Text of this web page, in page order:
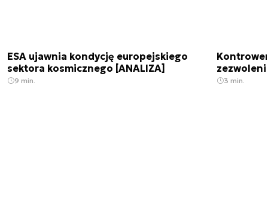
ESA ujawnia kondycję europejskiego
sektora kosmicznego [ANALIZA]
9 min. 3 min.